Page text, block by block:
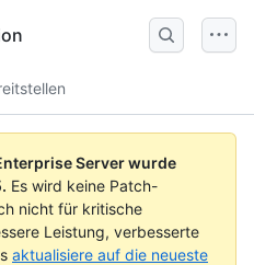
Server wurde
. Es wird keine Patch-
nicht für kritische
Leistung, verbesserte
aktualisiere auf die neueste